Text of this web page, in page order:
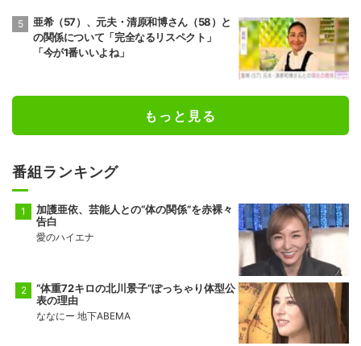
亜希（57）、元夫・清原和博さん（58）と
の関係について「完全なるリスペクト」
「今が1番いいよね」
もっと見る
番組ランキング
加護亜依、芸能人との“体の関係”を赤裸々
告白
愛のハイエナ
“体重72キロの北川景子”ぽっちゃり体型公
表の理由
ななにー 地下ABEMA